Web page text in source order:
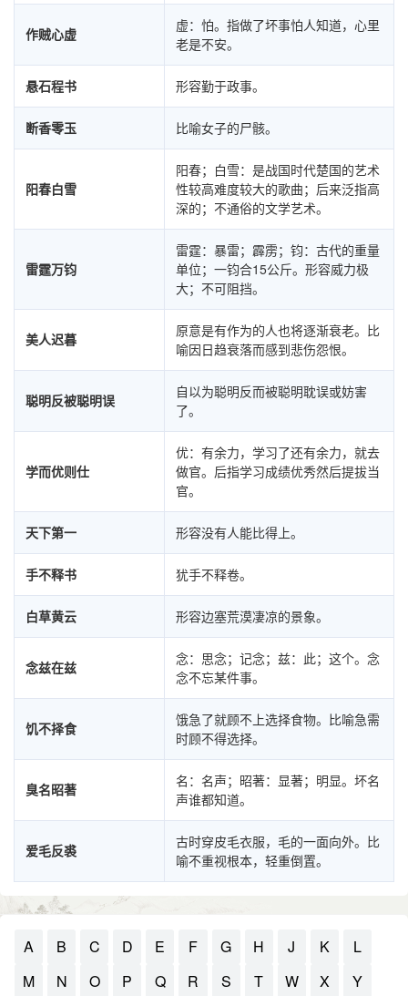
作贼心虚
虚：怕。指做了坏事怕人知道，心里
老是不安。
悬石程书 形容勤于政事。
断香零玉 比喻女子的尸骸。
阳春白雪
阳春；白雪：是战国时代楚国的艺术
性较高难度较大的歌曲；后来泛指高
深的；不通俗的文学艺术。
雷霆万钧
雷霆：暴雷；霹雳；钧：古代的重量
单位；一钧合15公斤。形容威力极
大；不可阻挡。
美人迟暮
原意是有作为的人也将逐渐衰老。比
喻因日趋衰落而感到悲伤怨恨。
聪明反被聪明误
自以为聪明反而被聪明耽误或妨害
了。
学而优则仕
优：有余力，学习了还有余力，就去
做官。后指学习成绩优秀然后提拔当
官。
天下第一 形容没有人能比得上。
手不释书 犹手不释卷。
白草黄云 形容边塞荒漠凄凉的景象。
念兹在兹
念：思念；记念；兹：此；这个。念
念不忘某件事。
饥不择食
饿急了就顾不上选择食物。比喻急需
时顾不得选择。
臭名昭著
名：名声；昭著：显著；明显。坏名
声谁都知道。
爱毛反裘
古时穿皮毛衣服，毛的一面向外。比
喻不重视根本，轻重倒置。
A B C D E F G H J K
L
M
N O P Q R S T W X Y